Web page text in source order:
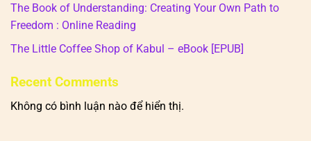
The Book of Understanding: Creating Your Own Path to
Freedom : Online Reading
The Little Coffee Shop of Kabul – eBook [EPUB]
Recent Comments
Không có bình luận nào để hiển thị.